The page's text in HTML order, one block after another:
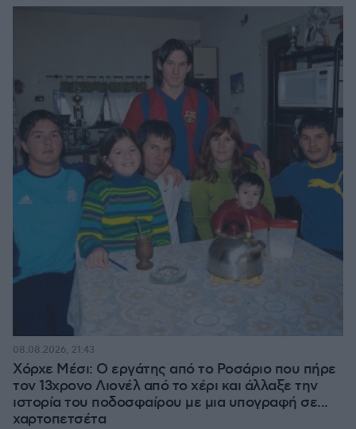
Χόρχε Μέσι: Ο εργάτης από το Ροσάριο που πήρε
τον 13χρονο Λιονέλ από το χέρι και άλλαξε την
ιστορία του ποδοσφαίρου με μια υπογραφή σε...
χαρτοπετσέτα
08.08.2026, 21:43